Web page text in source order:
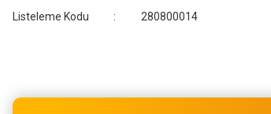
Listeleme Kodu
280800014